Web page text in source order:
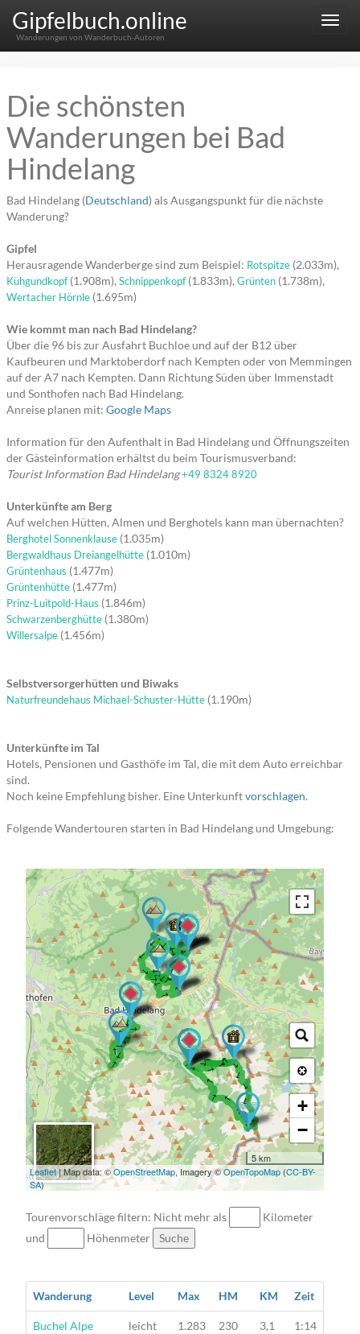
Menu
Gipfelbuch.online
Wanderungen von Wanderbuch-Autoren
Die schönsten
Wanderungen bei Bad
Hindelang
Bad Hindelang (Deutschland) als Ausgangspunkt für die nächste
Wanderung?
Gipfel
Herausragende Wanderberge sind zum Beispiel: Rotspitze (2.033m),
Kühgundkopf(1.908m), Schnippenkopf(1.833m), Grünten (1.738m),
Wertacher Hörnle (1.695m)
Wie kommt man nach Bad Hindelang?
Über die 96 bis zur Ausfahrt Buchloe und auf der B12 über
Kaufbeuren und Marktoberdorf nach Kempten oder von Memmingen
auf der A7 nach Kempten. Dann Richtung Süden über Immenstadt
und Sonthofen nach Bad Hindelang.
Anreise planen mit: Google Maps
Information für den Aufenthalt in Bad Hindelang und Öffnungszeiten
der Gästeinformation erhältst du beim Tourismusverband:
Tourist Information Bad Hindelang+49 8324 8920
Unterkünfte am Berg
Auf welchen Hütten, Almen und Berghotels kann man übernachten?
Berghotel Sonnenklause (1.035m)
Bergwaldhaus Dreiangelhütte (1.010m)
Grüntenhaus (1.477m)
Grüntenhütte (1.477m)
Prinz-Luitpold-Haus (1.846m)
Schwarzenberghütte (1.380m)
Willersalpe (1.456m)
Selbstversorgerhütten und Biwaks
Naturfreundehaus Michael-Schuster-Hütte (1.190m)
Unterkünfte im Tal
Hotels, Pensionen und Gasthöfe im Tal, die mit dem Auto erreichbar
sind.
Noch keine Empfehlung bisher. Eine Unterkunftvorschlagen.
Folgende Wandertouren starten in Bad Hindelang und Umgebung:
→ →
→ → → → → → →
→ → → → → → → → →
→ → → → → → → → → → → → → →
→ → → → → → → → → →
→ → → → →
+
−
5 km
Leaflet| Map data: ©OpenStreetMap, Imagery ©OpenTopoMap(CC-BY-
SA)
Tourenvorschläge filtern: Nicht mehr als
Kilometer
und
Höhenmeter Suche
Wanderung Level Max HM KM Zeit
Wanderung
Buchel Alpe
leicht 1.283 230 3,1 1:14